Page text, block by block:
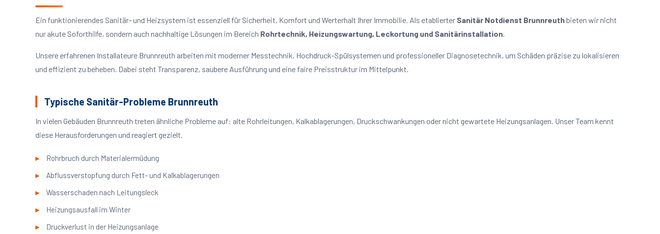
Ein funktionierendes Sanitär- und Heizsystem ist essenziell für Sicherheit, Komfort und Werterhalt Ihrer Immobilie. Als etablierter Sanitär Notdienst Brunnreuthbieten wir nicht
nur akute Soforthilfe, sondern auch nachhaltige Lösungen im Bereich Rohrtechnik, Heizungswartung, Leckortung und Sanitärinstallation.
Unsere erfahrenen Installateure Brunnreuth arbeiten mit moderner Messtechnik, Hochdruck-Spülsystemen und professioneller Diagnosetechnik, um Schäden präzise zu lokalisieren
und effizient zu beheben. Dabei steht Transparenz, saubere Ausführung und eine faire Preisstruktur im Mittelpunkt.
Typische Sanitär-Probleme Brunnreuth
In vielen Gebäuden Brunnreuth treten ähnliche Probleme auf: alte Rohrleitungen, Kalkablagerungen, Druckschwankungen oder nicht gewartete Heizungsanlagen. Unser Team kennt
diese Herausforderungen und reagiert gezielt.
Rohrbruch durch Materialermüdung
Abflussverstopfung durch Fett- und Kalkablagerungen
Wasserschaden nach Leitungsleck
Heizungsausfall im Winter
Druckverlust in der Heizungsanlage